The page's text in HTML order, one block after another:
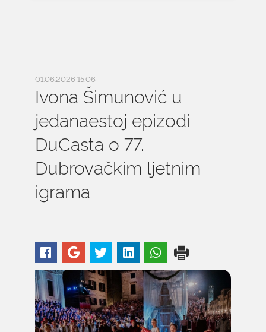
01.06.2026 15:06
Ivona Šimunović u
jedanaestoj epizodi
DuCasta o 77.
Dubrovačkim ljetnim
igrama